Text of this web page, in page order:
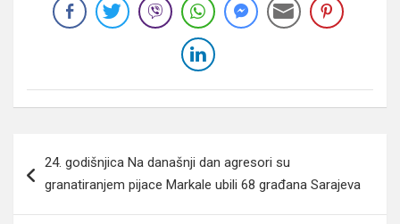
članaka
24. godišnjica Na današnji dan agresori su
granatiranjem pijace Markale ubili 68 građana Sarajeva